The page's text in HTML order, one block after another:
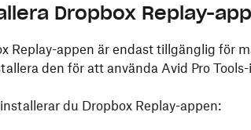
Dropbox Replay-
Replay-appen är endast tillgänglig för
den för att använda Avid Pro
du Dropbox Replay-appen: